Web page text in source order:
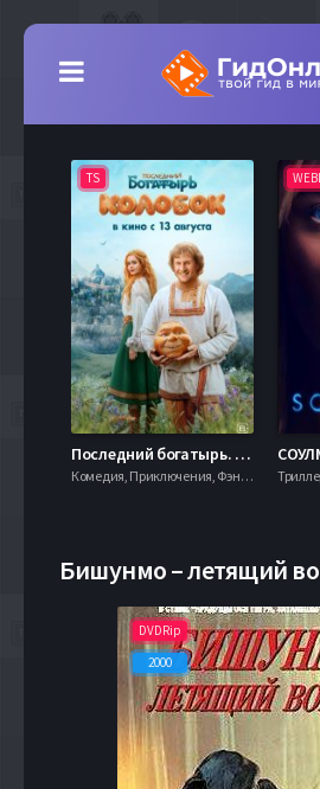
TS
Последний богатырь. Колобок (2026)
Комедия, Приключения, Фэнтези,
Бишунмо – летящий
DVDRip
2000